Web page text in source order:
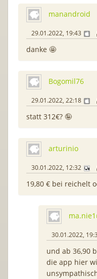
manandroid
29.01.2022, 19:43
danke 🤩
Bogomil76
29.01.2022, 22:18
statt 312€? 🤪
arturinio
30.01.2022, 12:32
19,80 € bei reichelt
30.01.2022,
und ab 36,90
die app hier